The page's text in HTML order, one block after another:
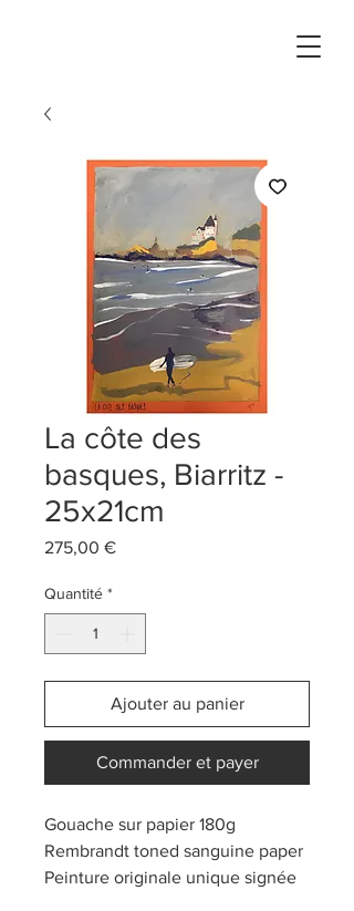
La côte des
basques, Biarritz -
25x21cm
275,00 €Prix
Quantité *
Ajouter au panier
Commander et payer
Gouache sur papier 180g
Rembrandt toned sanguine paper
Peinture originale unique signée